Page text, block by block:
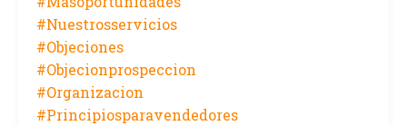
#nuestrosservicios
#objeciones
#objecionprospeccion
#organizacion
#principiosparavendedores